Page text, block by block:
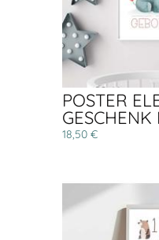
POSTER
18,50 €